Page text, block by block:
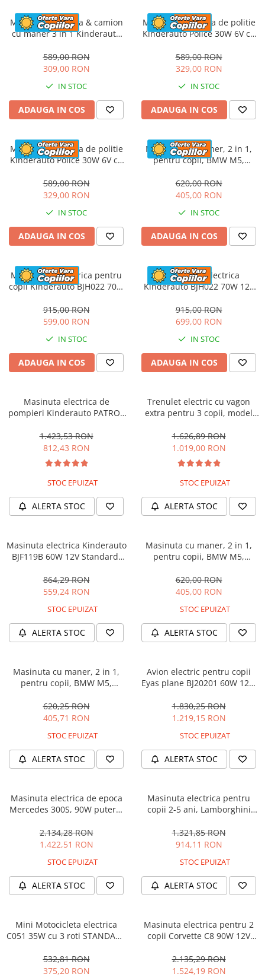
Masinuta electrica & camion
cu maner 3 in 1 Kinderauto
tapitat, music player
589,00 RON
309,00 RON
IN STOC
ADAUGA IN COS
Masinuta electrica de politie
Kinderauto Police 30W 6V cu
bluetooth, culoare Alb
589,00 RON
329,00 RON
IN STOC
ADAUGA IN COS
Masinuta electrica de politie
Kinderauto Police 30W 6V cu
bluetooth, culoare Rosu
589,00 RON
329,00 RON
IN STOC
ADAUGA IN COS
Masinuta cu maner, 2 in 1,
pentru copii, BMW M5,
620,00 RON
405,00 RON
IN STOC
ADAUGA IN COS
Motocicleta electrica pentru
copii Kinderauto BJH022 70W
915,00 RON
599,00 RON
IN STOC
ADAUGA IN COS
Motocicleta electrica
Kinderauto BJH022 70W 12V
culoare Rosie
915,00 RON
699,00 RON
IN STOC
ADAUGA IN COS
Masinuta electrica de
pompieri Kinderauto PATROL
1.423,53 RON
812,43 RON
STOC EPUIZAT
ALERTA STOC
Trenulet electric cu vagon
extra pentru 3 copii, model
music player, albastru
1.626,89 RON
1.019,00 RON
STOC EPUIZAT
ALERTA STOC
Masinuta electrica Kinderauto
BJF119B 60W 12V Standard,
864,29 RON
559,24 RON
STOC EPUIZAT
ALERTA STOC
Masinuta cu maner, 2 in 1,
pentru copii, BMW M5,
620,00 RON
405,00 RON
STOC EPUIZAT
ALERTA STOC
Masinuta cu maner, 2 in 1,
pentru copii, BMW M5,
620,25 RON
405,71 RON
STOC EPUIZAT
ALERTA STOC
Avion electric pentru copii
Eyas plane BJ20201 60W 12V,
1.830,25 RON
1.219,15 RON
STOC EPUIZAT
ALERTA STOC
Masinuta electrica de epoca
Mercedes 300S, 90W putere,
2.134,28 RON
1.422,51 RON
STOC EPUIZAT
ALERTA STOC
Masinuta electrica pentru
copii 2-5 ani, Lamborghini
12V, galbena
1.321,85 RON
914,11 RON
STOC EPUIZAT
ALERTA STOC
Mini Motocicleta electrica
C051 35W cu 3 roti STANDARD
532,81 RON
375,20 RON
Masinuta electrica pentru 2
copii Corvette C8 90W 12V
2.135,29 RON
1.524,19 RON